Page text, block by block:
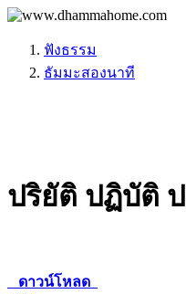
ฟังธรรม
ธัมมะสองนาที
ปริยัติ ปฏิบัติ
ดาวน์โหลด